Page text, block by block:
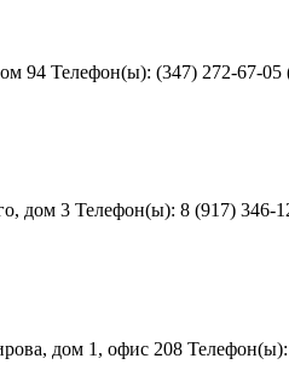
94 Телефон(ы): (347) 272-67-05
дом 3 Телефон(ы): 8 (917) 346-
дом 1, офис 208